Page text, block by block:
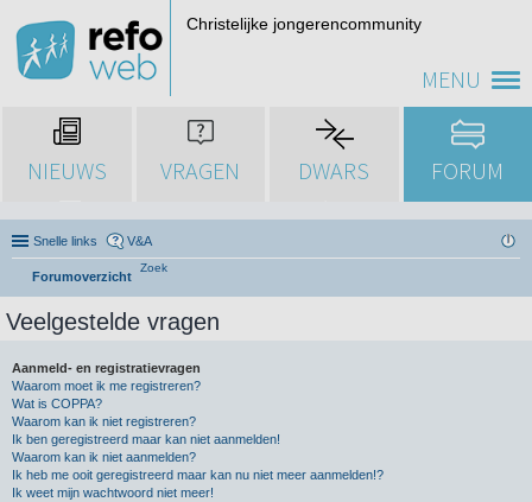
MENU
Christelijke jongerencommunity
NIEUWS VRAGEN DWARS FORUM
Snelle links V&A
Forumoverzicht
Zoek
Veelgestelde vragen
Aanmeld- en registratievragen
Waarom moet ik me registreren?
Wat is COPPA?
Waarom kan ik niet registreren?
Ik ben geregistreerd maar kan niet aanmelden!
Waarom kan ik niet aanmelden?
Ik heb me ooit geregistreerd maar kan nu niet meer aanmelden!?
Ik weet mijn wachtwoord niet meer!